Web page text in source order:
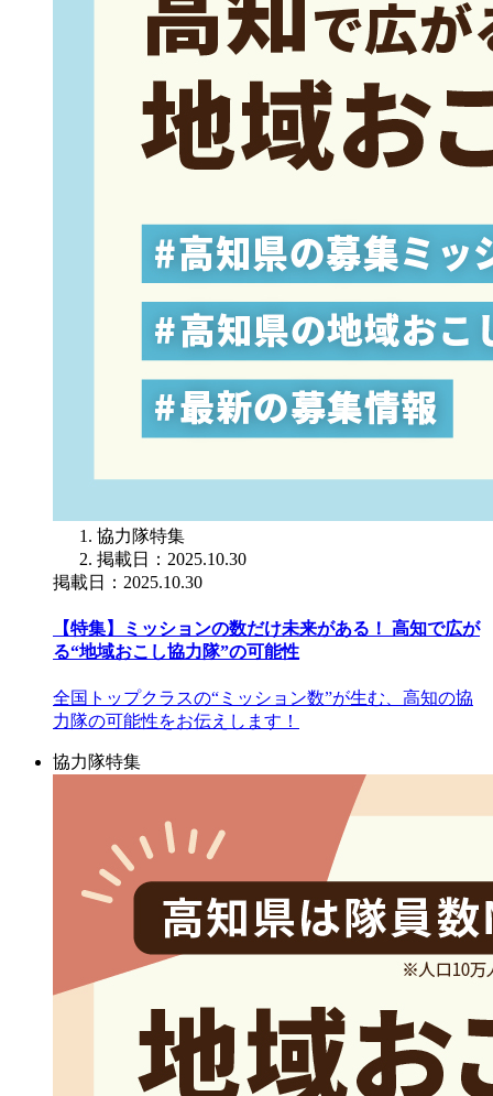
協力隊特集
掲載日：2025.10.30
掲載日：2025.10.30
【特集】ミッションの数だけ未来がある！ 高知で広が
る“地域おこし協力隊”の可能性
全国トップクラスの“ミッション数”が生む、高知の協
力隊の可能性をお伝えします！
協力隊特集